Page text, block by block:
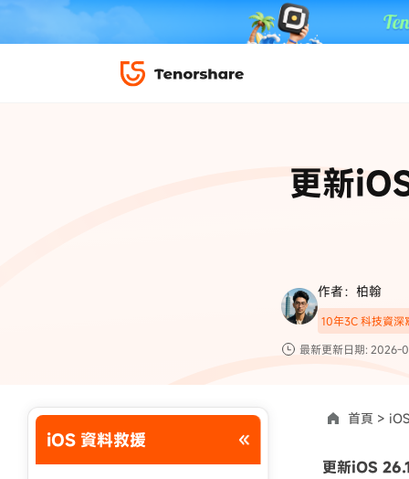
4DDiG
4DDiG
·iPhone 照片備份
為您提供最豐富的教學影片
限時 5 折優惠，立即
複製折扣碼
前往搶購
使用說明：以上折扣碼僅用於 iAnyGo 終身方案,加購後即
更新
作者：柏翰
10年3C 科技資深
最新更新日期: 2026-
iOS 資料救援
首頁 >
更新iOS